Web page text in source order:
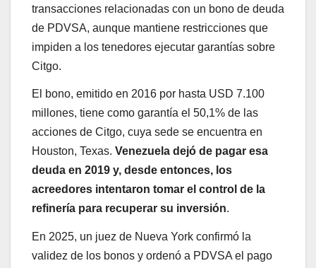
transacciones relacionadas con un bono de deuda
de PDVSA, aunque mantiene restricciones que
impiden a los tenedores ejecutar garantías sobre
Citgo.
El bono, emitido en 2016 por hasta USD 7.100
millones, tiene como garantía el 50,1% de las
acciones de Citgo, cuya sede se encuentra en
Houston, Texas. Venezuela dejó de pagar esa
deuda en 2019 y, desde entonces, los
acreedores intentaron tomar el control de la
refinería para recuperar su inversión.
En 2025, un juez de Nueva York confirmó la
validez de los bonos y ordenó a PDVSA el pago